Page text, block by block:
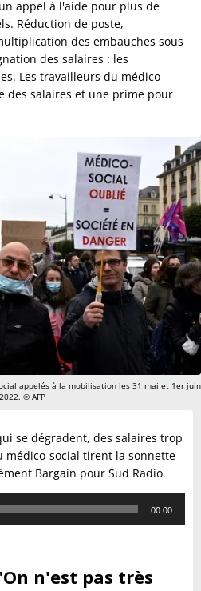
appel à l'aide pour plus de
Réduction de poste,
des embauches sous
des salaires : les
Les travailleurs du médico-
des salaires et une prime pour
appelés à la mobilisation les 31 mai et 1er juin
2022. © AFP
se dégradent, des salaires trop
médico-social tirent la sonnette
Bargain pour Sud Radio.
00:00
n'est pas très